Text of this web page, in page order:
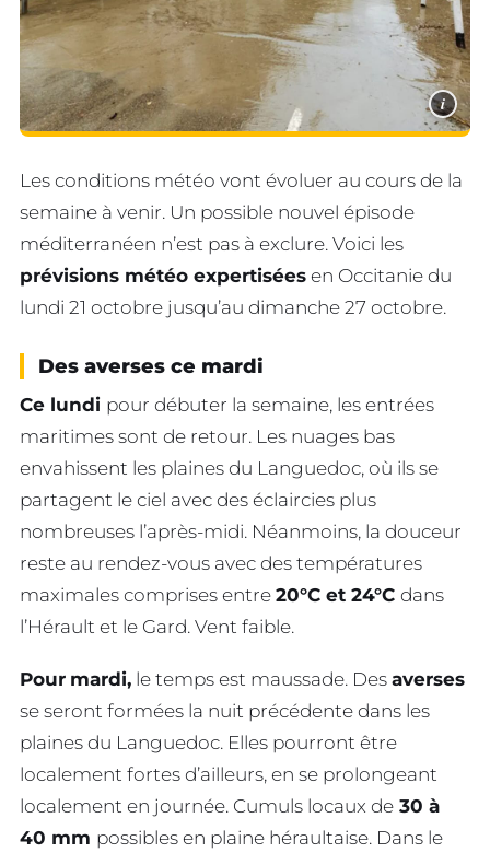
i
Les conditions météo vont évoluer au cours de la
semaine à venir. Un possible nouvel épisode
méditerranéen n’est pas à exclure. Voici les
prévisions météo expertisées en Occitanie du
lundi 21 octobre jusqu’au dimanche 27 octobre.
Des averses ce mardi
Ce lundi pour débuter la semaine, les entrées
maritimes sont de retour. Les nuages bas
envahissent les plaines du Languedoc, où ils se
partagent le ciel avec des éclaircies plus
nombreuses l’après-midi. Néanmoins, la douceur
reste au rendez-vous avec des températures
maximales comprises entre 20°C et 24°C dans
l’Hérault et le Gard. Vent faible.
Pour mardi, le temps est maussade. Des averses
se seront formées la nuit précédente dans les
plaines du Languedoc. Elles pourront être
localement fortes d’ailleurs, en se prolongeant
localement en journée. Cumuls locaux de 30 à
40 mm possibles en plaine héraultaise. Dans le